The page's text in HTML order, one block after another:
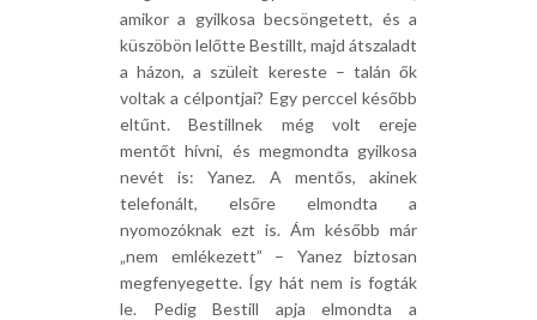
amikor a gyilkosa becsöngetett, és a
küszöbön lelőtte Bestillt, majd átszaladt
a házon, a szüleit kereste – talán ők
voltak a célpontjai? Egy perccel később
eltűnt. Bestillnek még volt ereje
mentőt hívni, és megmondta gyilkosa
nevét is: Yanez. A mentős, akinek
telefonált, elsőre elmondta a
nyomozóknak ezt is. Ám később már
„nem emlékezett” – Yanez biztosan
megfenyegette. Így hát nem is fogták
le. Pedig Bestill apja elmondta a